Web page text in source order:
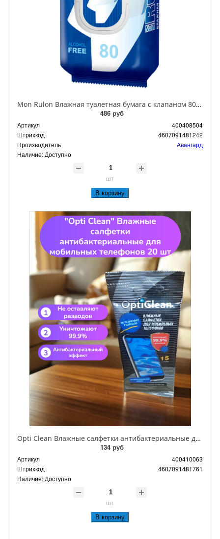
Mon Rulon Влажная туалетная бумага с клапаном 80 шт
486 руб
Артикул
400408504
Штрихкод
4607091481242
Производитель
Авангард
Наличие: Доступно
шт
В корзину
Opti Clean Влажные салфетки антибактериальные для мобильных телефонов 20 шт
134 руб
Артикул
400410063
Штрихкод
4607091481761
Наличие: Доступно
шт
В корзину